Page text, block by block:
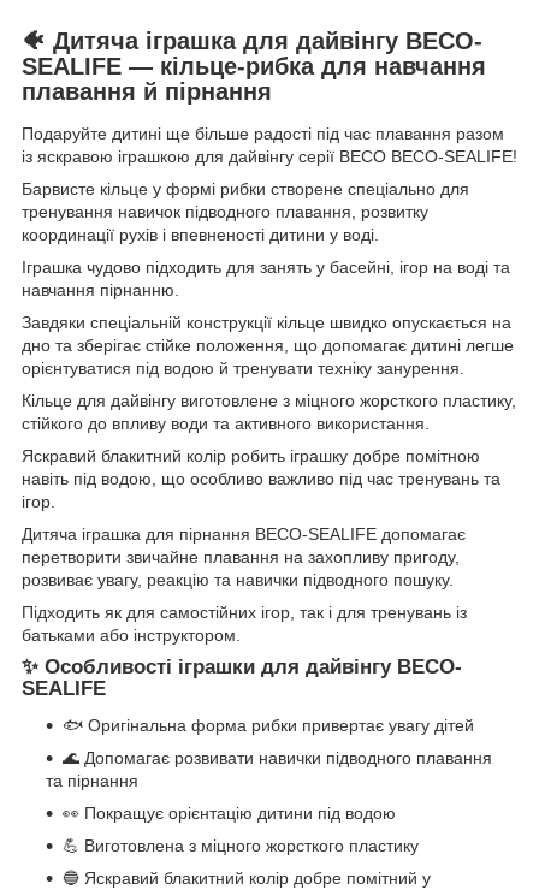
🐠 Дитяча іграшка для дайвінгу BECO-
SEALIFE — кільце-рибка для навчання
плавання й пірнання
Подаруйте дитині ще більше радості під час плавання разом
із яскравою іграшкою для дайвінгу серії BECO BECO-SEALIFE!
Барвисте кільце у формі рибки створене спеціально для
тренування навичок підводного плавання, розвитку
координації рухів і впевненості дитини у воді.
Іграшка чудово підходить для занять у басейні, ігор на воді та
навчання пірнанню.
Завдяки спеціальній конструкції кільце швидко опускається на
дно та зберігає стійке положення, що допомагає дитині легше
орієнтуватися під водою й тренувати техніку занурення.
Кільце для дайвінгу виготовлене з міцного жорсткого пластику,
стійкого до впливу води та активного використання.
Яскравий блакитний колір робить іграшку добре помітною
навіть під водою, що особливо важливо під час тренувань та
ігор.
Дитяча іграшка для пірнання BECO-SEALIFE допомагає
перетворити звичайне плавання на захопливу пригоду,
розвиває увагу, реакцію та навички підводного пошуку.
Підходить як для самостійних ігор, так і для тренувань із
батьками або інструктором.
✨ Особливості іграшки для дайвінгу BECO-
SEALIFE
🐟 Оригінальна форма рибки привертає увагу дітей
🌊 Допомагає розвивати навички підводного плавання
та пірнання
👀 Покращує орієнтацію дитини під водою
💪 Виготовлена з міцного жорсткого пластику
🔵 Яскравий блакитний колір добре помітний у